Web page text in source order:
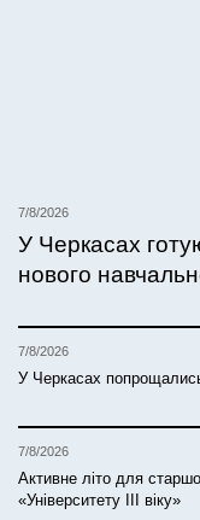
7/8/2026
У Черкасах
нового
7/8/2026
У Черкасах
7/8/2026
Активне літо для
«Університету ІІІ віку»